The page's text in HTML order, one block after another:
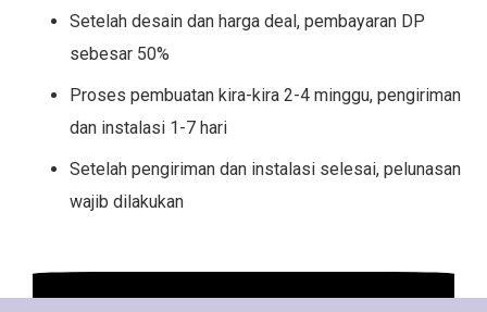
Setelah desain dan harga deal, pembayaran DP
sebesar 50%
Proses pembuatan kira-kira 2-4 minggu, pengiriman
dan instalasi 1-7 hari
Setelah pengiriman dan instalasi selesai, pelunasan
wajib dilakukan